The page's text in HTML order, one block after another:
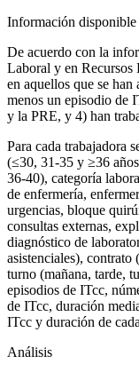
Información disponible
De acuerdo con la
Laboral y en Recursos
en aquellos que se
menos un episodio de
y la PRE, y 4) han
Para cada trabajadora
(≤30, 31-35 y ≥36
36-40), categoría
de enfermería,
urgencias, bloque
consultas externas,
diagnóstico de
asistenciales),
turno (mañana, tarde,
episodios de ITcc,
de ITcc, duración
ITcc y duración de
Análisis